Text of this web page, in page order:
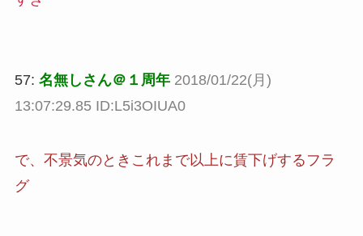
57: 名無しさん＠１周年 2018/01/22(月)
13:07:29.85 ID:L5i3OIUA0
で、不景気のときこれまで以上に賃下げするフラ
グ